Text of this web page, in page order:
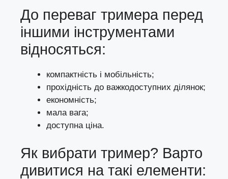
До переваг тримера перед
іншими інструментами
відносяться:
компактність і мобільність;
прохідність до важкодоступних ділянок;
економність;
мала вага;
доступна ціна.
Як вибрати тример? Варто
дивитися на такі елементи: